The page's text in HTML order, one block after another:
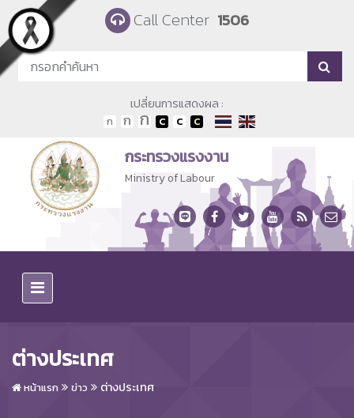
Skip to main content Call Center 1506
เปลี่ยนการแสดงผล :
กระทรวงแรงงาน
Ministry of Labour
ต่างประเทศ
หน้าแรก ข่าว ต่างประเทศ